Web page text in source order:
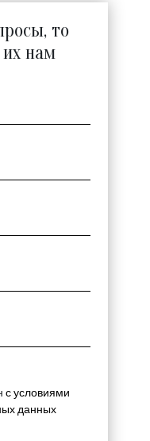
то
нам
с условиями
данных